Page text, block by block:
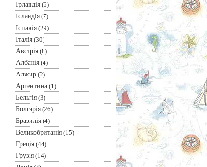
Ірландія(6)
Ісландія(7)
Іспанія(29)
Італія(30)
Австрія(8)
Албанія(4)
Алжир(2)
Аргентина(1)
Бельгія(3)
Болгарія(26)
Бразилія(4)
Великобританія(15)
Греція(44)
Грузія(14)